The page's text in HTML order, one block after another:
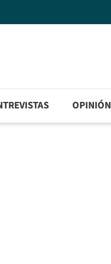
OPINIÓN